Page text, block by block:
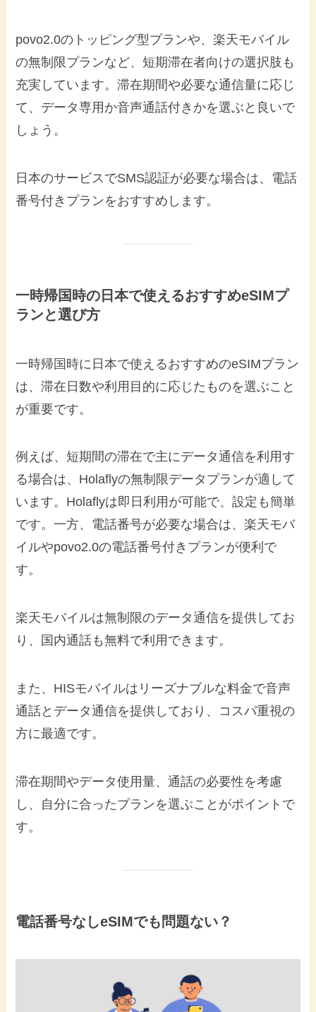
povo2.0のトッピング型プランや、楽天モバイル
の無制限プランなど、短期滞在者向けの選択肢も
充実しています。滞在期間や必要な通信量に応じ
て、データ専用か音声通話付きかを選ぶと良いで
しょう。
日本のサービスでSMS認証が必要な場合は、電話
番号付きプランをおすすめします。
一時帰国時の日本で使えるおすすめeSIMプ
ランと選び方
一時帰国時に日本で使えるおすすめのeSIMプラン
は、滞在日数や利用目的に応じたものを選ぶこと
が重要です。
例えば、短期間の滞在で主にデータ通信を利用す
る場合は、Holaflyの無制限データプランが適して
います。Holaflyは即日利用が可能で、設定も簡単
です。一方、電話番号が必要な場合は、楽天モバ
イルやpovo2.0の電話番号付きプランが便利で
す。
楽天モバイルは無制限のデータ通信を提供してお
り、国内通話も無料で利用できます。
また、HISモバイルはリーズナブルな料金で音声
通話とデータ通信を提供しており、コスパ重視の
方に最適です。
滞在期間やデータ使用量、通話の必要性を考慮
し、自分に合ったプランを選ぶことがポイントで
す。
電話番号なしeSIMでも問題ない？